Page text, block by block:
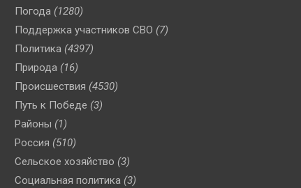
Погода (1280)
Поддержка участников СВО (7)
Политика (4397)
Природа (16)
Происшествия (4530)
Путь к Победе (3)
Районы (1)
Россия (510)
Сельское хозяйство (3)
Социальная политика (3)